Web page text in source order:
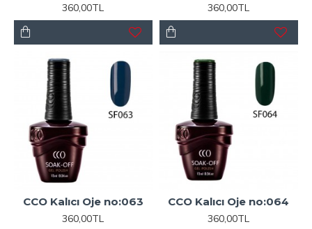
360,00TL
360,00TL
CCO Kalıcı Oje no:063
360,00TL
CCO Kalıcı Oje no:064
360,00TL